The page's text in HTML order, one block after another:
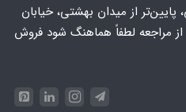
پایین‌تر از میدان بهشتی، خیابان
مراجعه لطفاً هماهنگ شود فروش